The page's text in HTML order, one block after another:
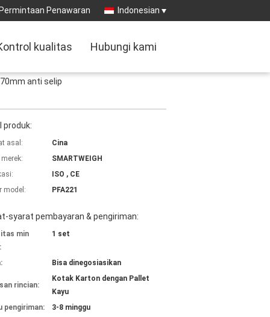
Penawaran Indonesian
kualitas Hubungi kami
anti selip
produk:
asal:
Cina
SMARTWEIGH
ISO , CE
model:
PFA221
syarat pembayaran & pengiriman:
min
1 set
Bisa dinegosiasikan
rincian:
Kotak Karton dengan Pallet
Kayu
pengiriman:
3-8 minggu